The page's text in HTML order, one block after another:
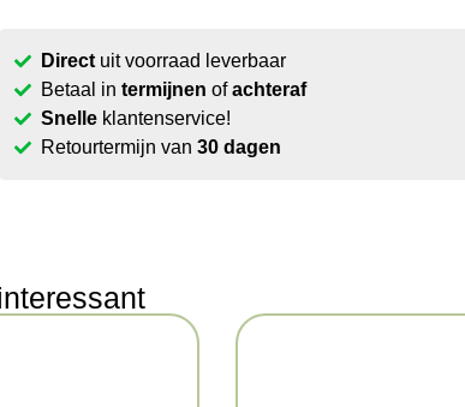
Direct uit voorraad leverbaar
Betaal intermijnen ofachteraf
Snelle klantenservice!
Retourtermijn van30 dagen